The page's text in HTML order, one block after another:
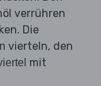
verrühren
Die
vierteln, den
mit